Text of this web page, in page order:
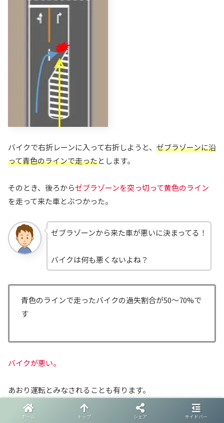
バイクで右折レーンに入って右折しようと、 ゼブラゾーンに沿
って青色のラインで走ったとします。
そのとき、後ろからゼブラゾーンを突っ切って黄色のライン
を走って来た車とぶつかった。
ゼブラゾーンから来た車が悪いに決まってる！
バイクは何も悪くないよね？
青色のラインで走ったバイクの過失割合が50～70%で
す
バイクが悪い。
あおり運転とみなされることも有ります。
『妨害運転』は、25点なので一発免許取り消し
ホーム トップ シェア サイドバー